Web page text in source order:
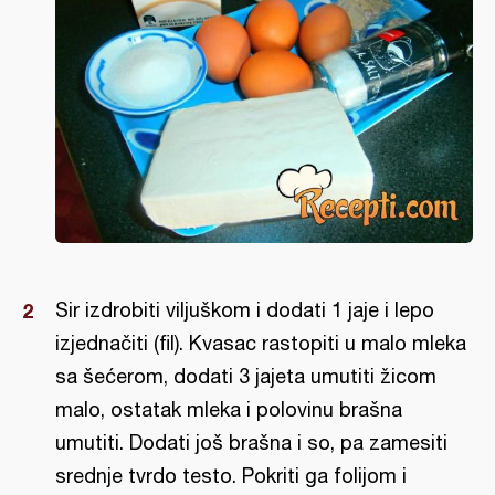
Sir izdrobiti viljuškom i dodati 1 jaje i lepo
izjednačiti (fil). Kvasac rastopiti u malo mleka
sa šećerom, dodati 3 jajeta umutiti žicom
malo, ostatak mleka i polovinu brašna
umutiti. Dodati još brašna i so, pa zamesiti
srednje tvrdo testo. Pokriti ga folijom i